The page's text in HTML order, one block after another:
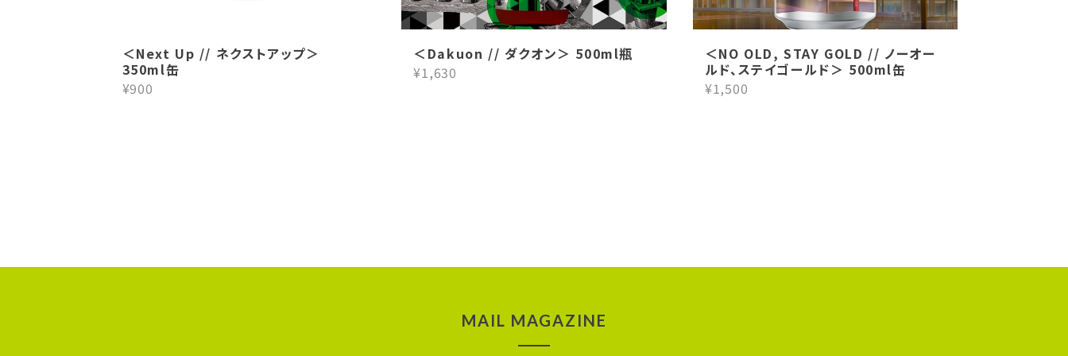
＜Next Up // ネクストアップ＞
350ml缶
¥900
＜Dakuon // ダクオン＞ 500ml瓶
¥1,630
＜NO OLD, STAY GOLD // ノーオー
ルド、ステイゴールド＞ 500ml缶
¥1,500
MAIL MAGAZINE